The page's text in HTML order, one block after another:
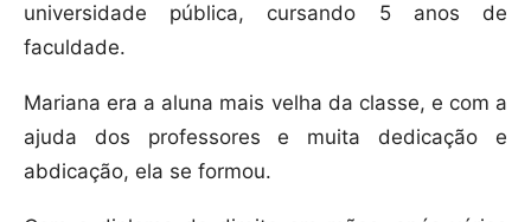
universidade pública, cursando 5 anos de
faculdade.
Mariana era a aluna mais velha da classe, e com a
ajuda dos professores e muita dedicação e
abdicação, ela se formou.